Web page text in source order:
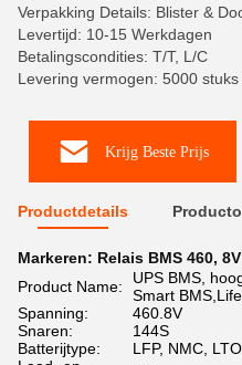
Verpakking Details: Blister &
Levertijd: 10-15 Werkdagen
Betalingscondities: T/T, L/C
Levering vermogen: 5000
Krijg Beste Prijs
Productdetails
Markeren: Relais BMS 460, 8V
Product Name:
UPS BMS,
Smart
Spanning:
460.8V
Snaren:
144S
Batterijtype:
LFP, NMC, LTO